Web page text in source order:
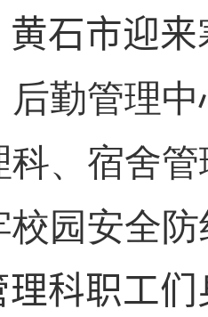
黄石市迎来
后勤管理
科、宿舍
校园安全
理科职工